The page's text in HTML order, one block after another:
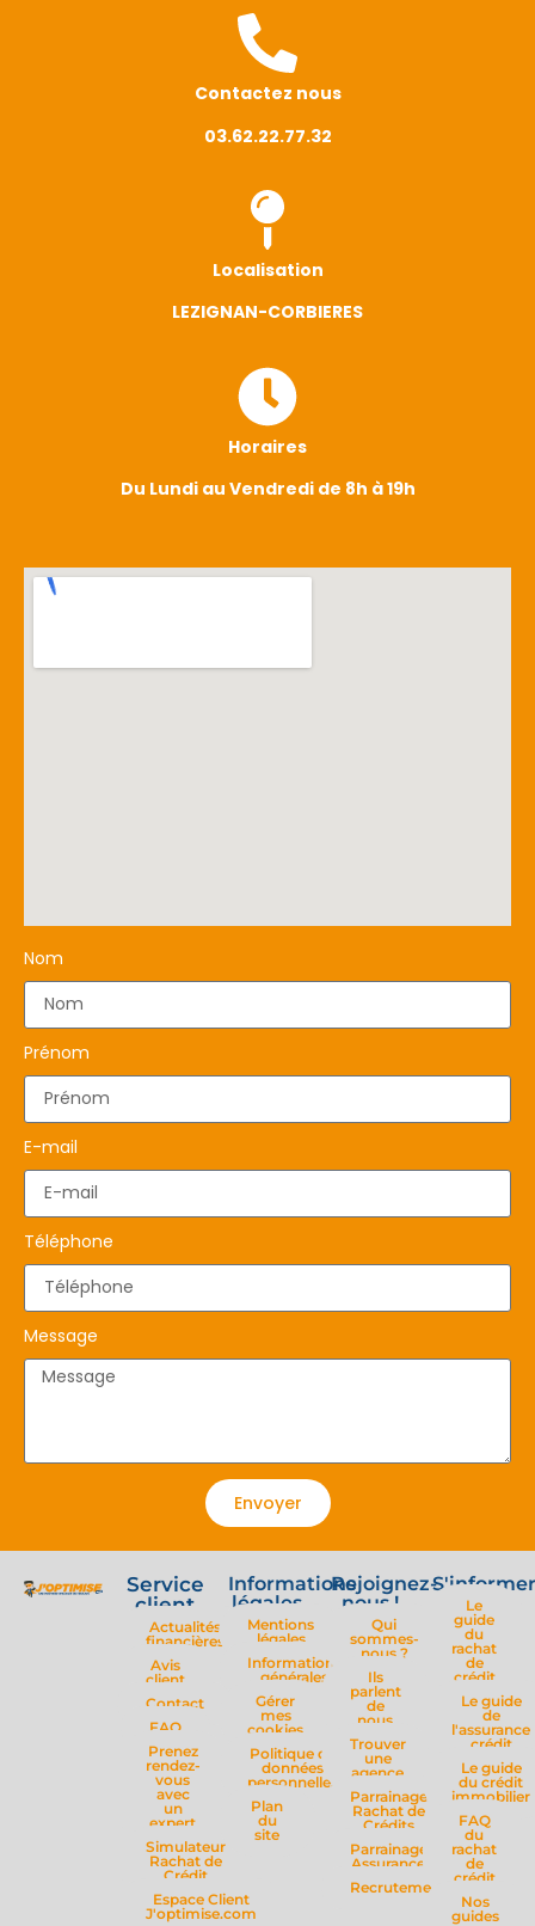
Contactez nous
03.62.22.77.32
Localisation
LEZIGNAN-CORBIERES
Horaires
Du Lundi au Vendredi de 8h à 19h
Nom
Prénom
E-mail
Téléphone
Message
Envoyer
Service
client
Actualités
financières
Avis
client
Contact
FAQ
Prenez
rendez-
vous
avec
un
expert
Simulateur
Rachat de
Crédit
Espace Client
J'optimise.com
Informations
légales
Mentions
légales
Informations
générales
Gérer
mes
cookies
Politique de
données
personnelles
Plan
du
site
Rejoignez-
nous !
Qui
sommes-
nous ?
Ils
parlent
de
nous
Trouver
une
agence
Parrainage
Rachat de
Crédits
Parrainage
Assurance
Recrutement
Le
guide
du
rachat
de
crédit
Le guide
de
l'assurance
crédit
Le guide
du crédit
immobilier
FAQ
du
rachat
de
crédit
Nos
guides